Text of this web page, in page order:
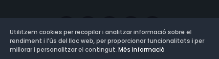
Utilitzem cookies per recopilar i analitzar informació sobre el
rendiment i l’ús del lloc web, per proporcionar funcionalitats i per
millorar i personalitzar el contingut. Més informació